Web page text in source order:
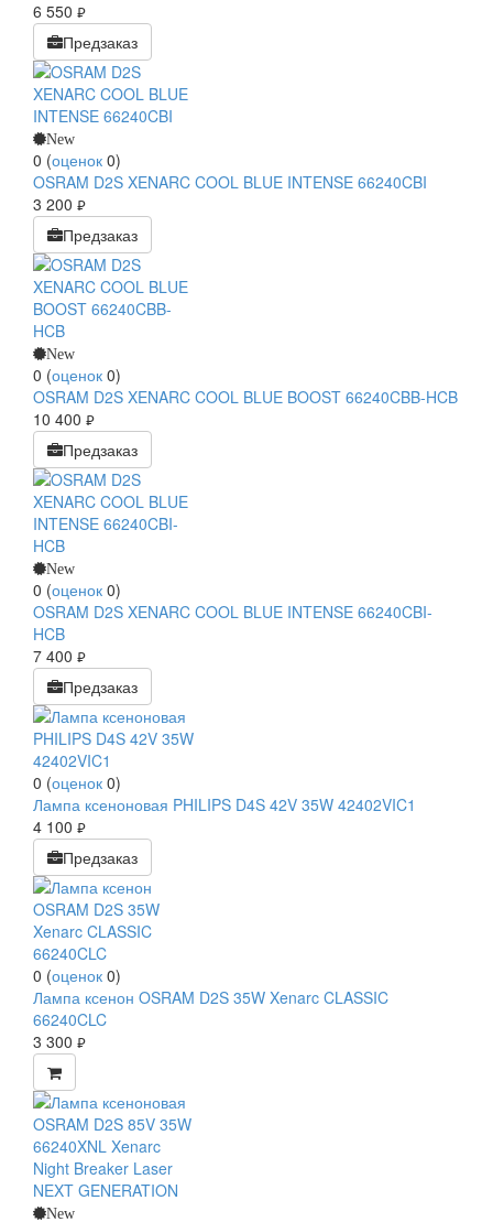
6 550 руб.
Предзаказ
New
0 (оценок 0)
OSRAM D2S XENARC COOL BLUE INTENSE 66240CBI
3 200 руб.
Предзаказ
New
0 (оценок 0)
OSRAM D2S XENARC COOL BLUE BOOST 66240CBB-HCB
10 400 руб.
Предзаказ
New
0 (оценок 0)
OSRAM D2S XENARC COOL BLUE INTENSE 66240CBI-
HCB
7 400 руб.
Предзаказ
0 (оценок 0)
Лампа ксеноновая PHILIPS D4S 42V 35W 42402VIC1
4 100 руб.
Предзаказ
0 (оценок 0)
Лампа ксенон OSRAM D2S 35W Xenarc CLASSIC
66240CLC
3 300 руб.
New